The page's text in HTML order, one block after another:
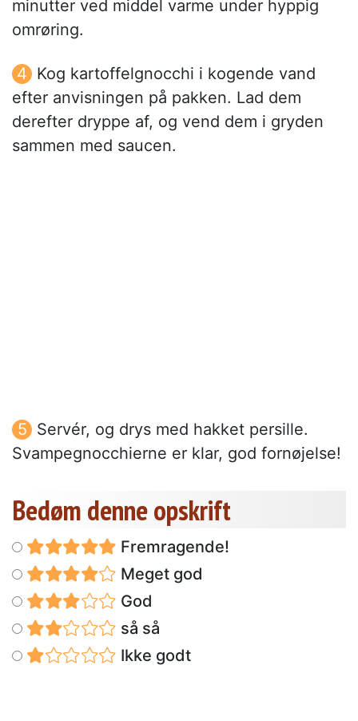
minutter ved middel varme under hyppig
omrøring.
Kog kartoffelgnocchi i kogende vand
efter anvisningen på pakken. Lad dem
derefter dryppe af, og vend dem i gryden
sammen med saucen.
Servér, og drys med hakket persille.
Svampegnocchierne er klar, god fornøjelse!
Bedøm denne opskrift
Fremragende!
Meget god
God
så så
Ikke godt